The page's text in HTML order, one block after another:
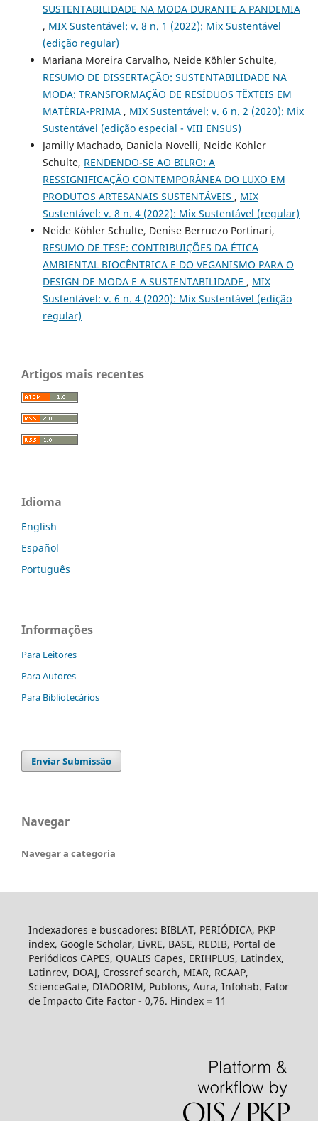
SUSTENTABILIDADE NA MODA DURANTE A PANDEMIA
, MIX Sustentável: v. 8 n. 1 (2022): Mix Sustentável
(edição regular)
Mariana Moreira Carvalho, Neide Köhler Schulte,
RESUMO DE DISSERTAÇÃO: SUSTENTABILIDADE NA
MODA: TRANSFORMAÇÃO DE RESÍDUOS TÊXTEIS EM
MATÉRIA-PRIMA , MIX Sustentável: v. 6 n. 2 (2020): Mix
Sustentável (edição especial - VIII ENSUS)
Jamilly Machado, Daniela Novelli, Neide Kohler
Schulte, RENDENDO-SE AO BILRO: A
RESSIGNIFICAÇÃO CONTEMPORÂNEA DO LUXO EM
PRODUTOS ARTESANAIS SUSTENTÁVEIS , MIX
Sustentável: v. 8 n. 4 (2022): Mix Sustentável (regular)
Neide Köhler Schulte, Denise Berruezo Portinari,
RESUMO DE TESE: CONTRIBUIÇÕES DA ÉTICA
AMBIENTAL BIOCÊNTRICA E DO VEGANISMO PARA O
DESIGN DE MODA E A SUSTENTABILIDADE , MIX
Sustentável: v. 6 n. 4 (2020): Mix Sustentável (edição
regular)
Artigos mais recentes
Idioma
English
Español
Português
Informações
Para Leitores
Para Autores
Para Bibliotecários
Enviar Submissão
Navegar
Navegar a categoria
Indexadores e buscadores: BIBLAT, PERIÓDICA, PKP
index, Google Scholar, LivRE, BASE, REDIB, Portal de
Periódicos CAPES, QUALIS Capes, ERIHPLUS, Latindex,
Latinrev, DOAJ, Crossref search, MIAR, RCAAP,
ScienceGate, DIADORIM, Publons, Aura, Infohab. Fator
de Impacto Cite Factor - 0,76. Hindex = 11